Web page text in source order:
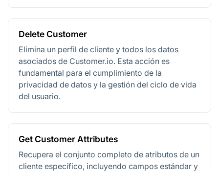
Delete Customer
Elimina un perfil de cliente y todos los datos
asociados de Customer.io. Esta acción es
fundamental para el cumplimiento de la
privacidad de datos y la gestión del ciclo de vida
del usuario.
Get Customer Attributes
Recupera el conjunto completo de atributos de un
cliente específico, incluyendo campos estándar y